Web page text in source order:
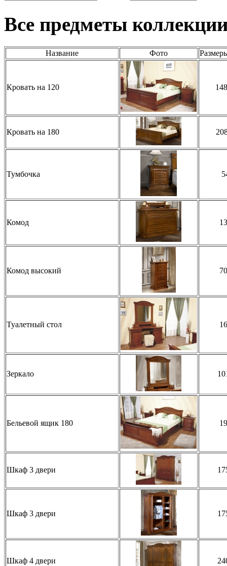
Все предметы
Название Фото
Кровать на 120
Кровать на 180
Тумбочка
Комод
Комод высокий
Туалетный стол
Зеркало
Бельевой ящик 180
Шкаф 3 двери
Шкаф 3 двери
Шкаф 4 двери